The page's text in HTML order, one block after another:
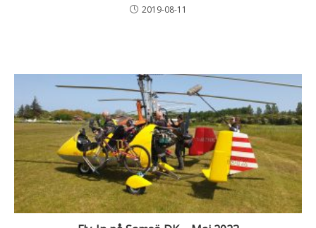
2019-08-11